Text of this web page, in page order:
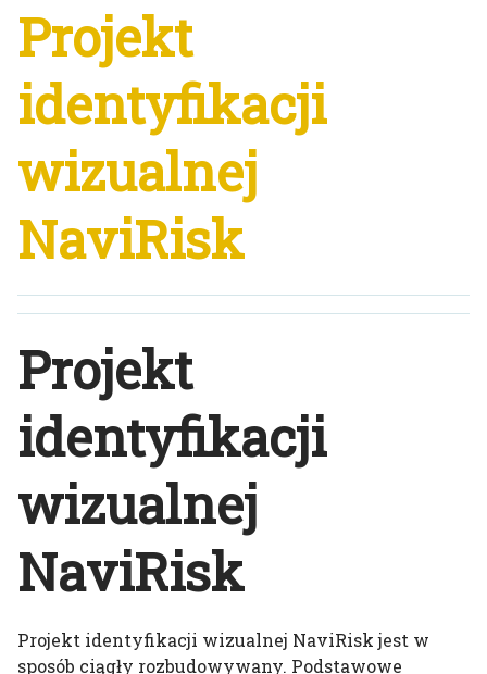
Projekt
identyfikacji
wizualnej
NaviRisk
Projekt
identyfikacji
wizualnej
NaviRisk
Projekt identyfikacji wizualnej NaviRisk jest w
sposób ciągły rozbudowywany. Podstawowe